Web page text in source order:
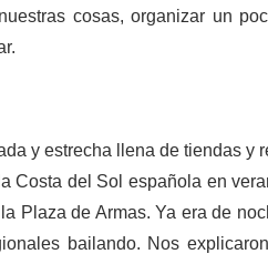
cosas, organizar un
y estrecha llena de tiendas y
Costa del Sol española en
Plaza de Armas. Ya era de
bailando. Nos